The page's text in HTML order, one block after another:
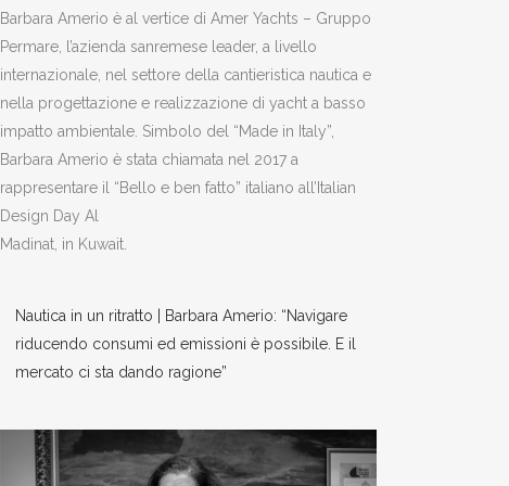
Barbara Amerio è al vertice di Amer Yachts – Gruppo
Permare, l’azienda sanremese leader, a livello
internazionale, nel settore della cantieristica nautica e
nella progettazione e realizzazione di yacht a basso
impatto ambientale. Simbolo del “Made in Italy”,
Barbara Amerio è stata chiamata nel 2017 a
rappresentare il “Bello e ben fatto” italiano all’Italian
Design Day Al
Madinat, in Kuwait.
Nautica in un ritratto | Barbara Amerio: “Navigare
riducendo consumi ed emissioni è possibile. E il
mercato ci sta dando ragione”